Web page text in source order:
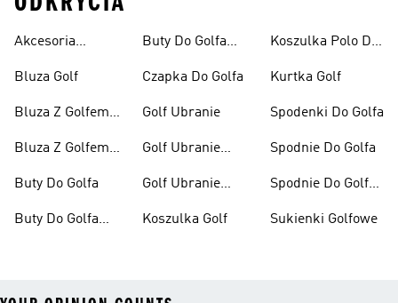
Akcesoria
Bluza Golf
Bluza Z Golfem
Bluza Z Golfem
Buty Do Golfa
Buty Do Golfa
Buty Do Golfa
Czapka Do Golfa
Golf Ubranie
Golf Ubranie
Golf Ubranie
Koszulka Golf
Koszulka Polo Do
Kurtka Golf
Spodenki Do Golfa
Spodnie Do Golfa
Spodnie Do Golfa
Sukienki Golfowe